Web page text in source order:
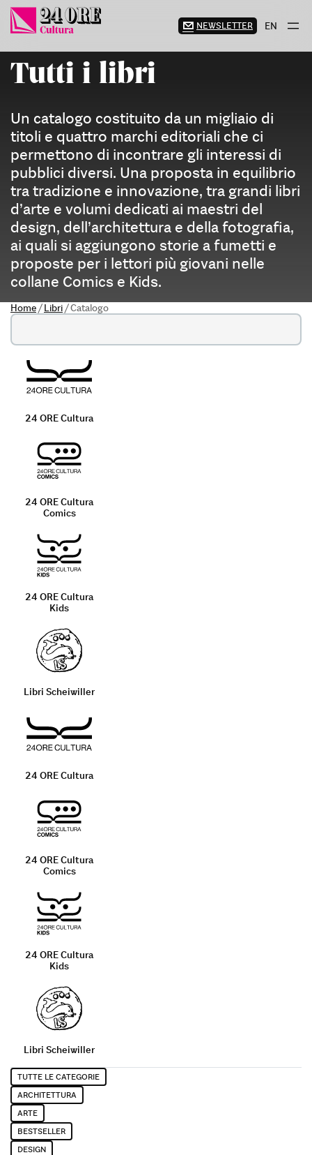
Vai
contenuto
NEWSLETTER EN
Tutti i libri
Un catalogo costituito da un migliaio di
titoli e quattro marchi editoriali che ci
permettono di incontrare gli interessi di
pubblici diversi. Una proposta in equilibrio
tra tradizione e innovazione, tra grandi libri
d’arte e volumi dedicati ai maestri del
design, dell’architettura e della fotografia,
ai quali si aggiungono storie a fumetti e
proposte per i lettori più giovani nelle
collane Comics e Kids.
Home/Libri/Catalogo
categorie
24 ORE Cultura
24 ORE Cultura
Comics
24 ORE Cultura
Kids
Libri Scheiwiller
24 ORE Cultura
24 ORE Cultura
Comics
24 ORE Cultura
Kids
Libri Scheiwiller
Tutte le categorie
TUTTE LE CATEGORIE
ARCHITETTURA
ARTE
BESTSELLER
DESIGN